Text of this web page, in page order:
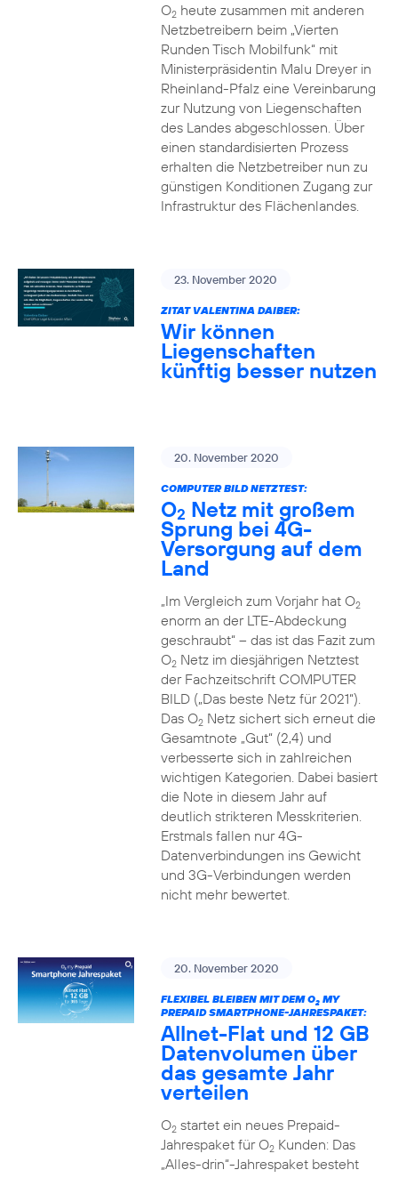
O2heute zusammen mit anderen
Netzbetreibern beim „Vierten
Runden Tisch Mobilfunk“ mit
Ministerpräsidentin Malu Dreyer in
Rheinland-Pfalz eine Vereinbarung
zur Nutzung von Liegenschaften
des Landes abgeschlossen. Über
einen standardisierten Prozess
erhalten die Netzbetreiber nun zu
günstigen Konditionen Zugang zur
Infrastruktur des Flächenlandes.
23. November 2020
ZITAT VALENTINA DAIBER:
Wir können
Liegenschaften
künftig besser nutzen
20. November 2020
COMPUTER BILD NETZTEST:
O2 Netz mit großem
Sprung bei 4G-
Versorgung auf dem
Land
„Im Vergleich zum Vorjahr hat O2
enorm an der LTE-Abdeckung
geschraubt“ – das ist das Fazit zum
O2Netz im diesjährigen Netztest
der Fachzeitschrift COMPUTER
BILD („Das beste Netz für 2021“).
Das O2Netz sichert sich erneut die
Gesamtnote „Gut“ (2,4) und
verbesserte sich in zahlreichen
wichtigen Kategorien. Dabei basiert
die Note in diesem Jahr auf
deutlich strikteren Messkriterien.
Erstmals fallen nur 4G-
Datenverbindungen ins Gewicht
und 3G-Verbindungen werden
nicht mehr bewertet.
20. November 2020
FLEXIBEL BLEIBEN MIT DEM O2MY
PREPAID SMARTPHONE-JAHRESPAKET:
Allnet-Flat und 12 GB
Datenvolumen über
das gesamte Jahr
verteilen
O2startet ein neues Prepaid-
Jahrespaket für O2Kunden: Das
„Alles-drin“-Jahrespaket besteht